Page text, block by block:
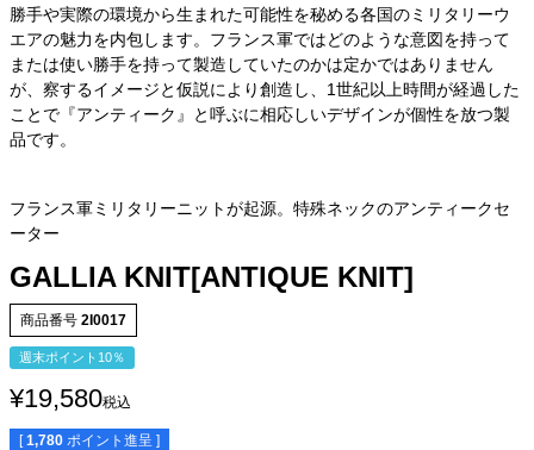
勝手や実際の環境から生まれた可能性を秘める各国のミリタリーウ
エアの魅力を内包します。フランス軍ではどのような意図を持って
または使い勝手を持って製造していたのかは定かではありません
が、察するイメージと仮説により創造し、1世紀以上時間が経過した
ことで『アンティーク』と呼ぶに相応しいデザインが個性を放つ製
品です。
フランス軍ミリタリーニットが起源。特殊ネックのアンティークセ
ーター
GALLIA KNIT[ANTIQUE KNIT]
商品番号 2I0017
週末ポイント10％
¥19,580税込
[ 1,780 ポイント進呈 ]